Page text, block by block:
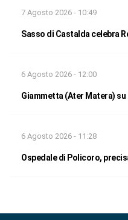
7 Agosto 2026 - 10:49
Sasso di Castalda celebra
6 Agosto 2026 - 12:00
Giammetta (Ater Matera)
6 Agosto 2026 - 11:28
Ospedale di Policoro,